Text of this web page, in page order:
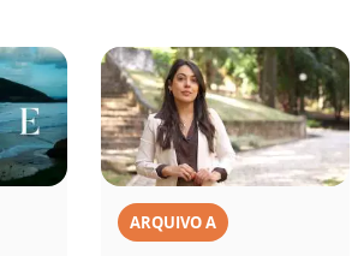
ARQUIVO A